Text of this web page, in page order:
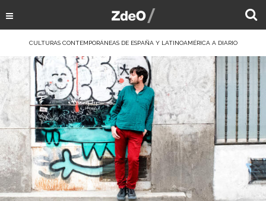
CULTURAS CONTEMPORÁNEAS DE ESPAÑA Y LATINOAMÉRICA A DIARIO